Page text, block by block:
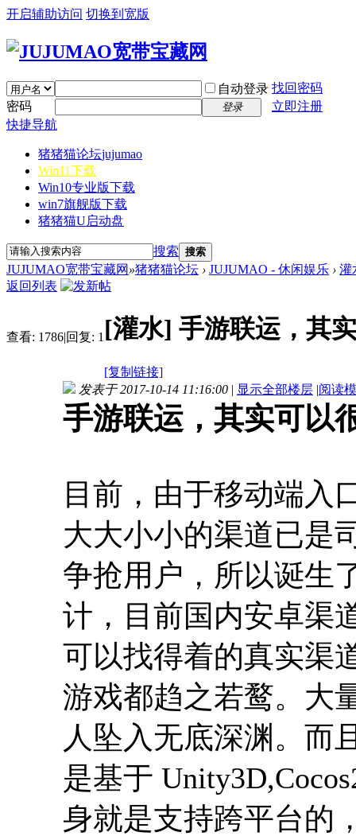
开启辅助访问 切换到宽版
自动登录 找回密码
密码
登录
立即注册
快捷导航
猪猪猫论坛jujumao
Win11下载
Win10专业版下载
win7旗舰版下载
猪猪猫U启动盘
搜索 搜索
JUJUMAO宽带宝藏网 »猪猪猫论坛 › JUJUMAO - 休闲娱乐 › 灌
返回列表
查看: 1786|回复: 1 [灌水] 手游联运，其
[复制链接]
发表于 2017-10-14 11:16:00 | 显示全部楼层 |阅读
手游联运，其实可以
目前，由于移动端入
大大小小的渠道已是
争抢用户，所以诞生
计，目前国内安卓渠
可以找得着的真实渠
游戏都趋之若鹜。大
人坠入无底深渊。而
是基于
身就是支持跨平台的